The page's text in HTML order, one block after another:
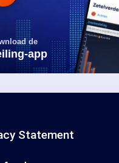
de
app
Statement